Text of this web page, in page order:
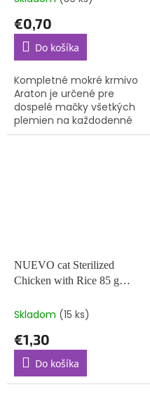
€0,70
Do košíka
Kompletné mokré krmivo
Araton je určené pre
dospelé mačky všetkých
plemien na každodenné
kŕmenie bez zbytočných
NUEVO cat Sterilized
Chicken with Rice 85 g
Skladom (15 ks)
€1,30
Do košíka